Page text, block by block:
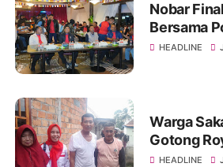
Nobar
Bersama
HEADLINE
Warga
Gotong
Jembatan
HEADLINE